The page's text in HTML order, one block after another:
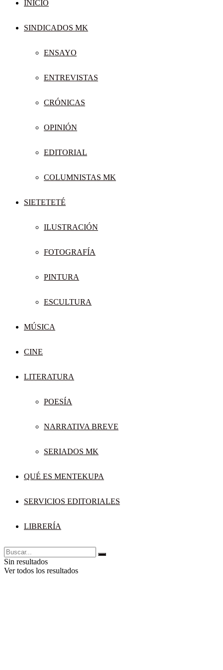
INICIO
SINDICADOS MK
ENSAYO
ENTREVISTAS
CRÓNICAS
OPINIÓN
EDITORIAL
COLUMNISTAS MK
SIETETETÉ
ILUSTRACIÓN
FOTOGRAFÍA
PINTURA
ESCULTURA
MÚSICA
CINE
LITERATURA
POESÍA
NARRATIVA BREVE
SERIADOS MK
QUÉ ES MENTEKUPA
SERVICIOS EDITORIALES
LIBRERÍA
Sin resultados
Ver todos los resultados